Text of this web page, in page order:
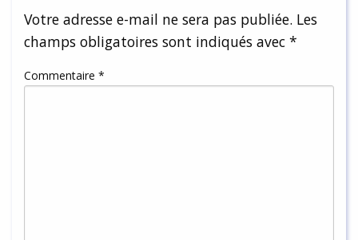
Votre adresse e-mail ne sera pas publiée. Les
champs obligatoires sont indiqués avec *
Commentaire *